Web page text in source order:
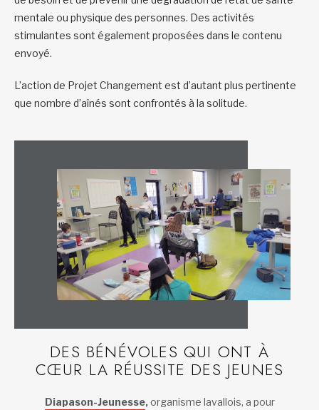
mentale ou physique des personnes. Des activités
stimulantes sont également proposées dans le contenu
envoyé.
L’action de Projet Changement est d’autant plus pertinente
que nombre d’aînés sont confrontés à la solitude.
DES BÉNÉVOLES QUI ONT À
CŒUR LA RÉUSSITE DES JEUNES
Diapason-Jeunesse,organisme lavallois, a pour